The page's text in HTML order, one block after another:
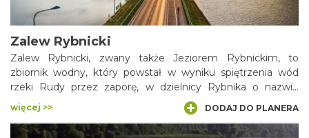
Zalew Rybnicki
Zalew Rybnicki, zwany także Jeziorem Rybnickim, to
zbiornik wodny, który powstał w wyniku spiętrzenia wód
rzeki Rudy przez zaporę, w dzielnicy Rybnika o nazwie
Stodoły. Celem tej inwestycji były przede wszystkim
potrzeby technologiczne, związane z chłodzeniem turbin
elektrowni Rybnik. Wszystko to co sprawia, że Zalew
więcej >> DODAJ DO PLANERA